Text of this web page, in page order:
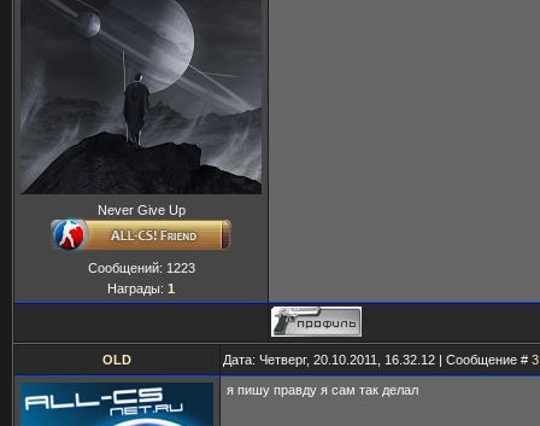
Never Give Up
Сообщений: 1223
Награды: 1
OLD Дата: Четверг, 20.10.2011, 16.32.12 | Сообщение # 3
я пишу правду я сам так делал